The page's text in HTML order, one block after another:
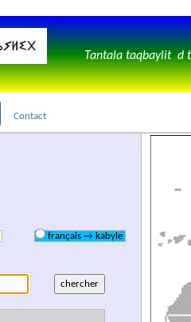
Tantala taqbaylit d
Contact
français → kabyle